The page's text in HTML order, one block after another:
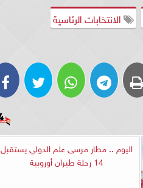
الانتخابات الرئاسية
اليوم .. مطار مرسى علم الدولي يستقبل
14 رحلة طيران أوروبية